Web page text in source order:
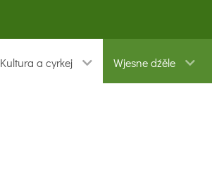
Kultura a cyrkej Wjesne dźěle